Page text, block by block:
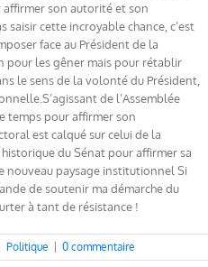
son autorité et son
saisir cette incroyable chance, c’est
face au Président de la
pour les gêner mais pour rétablir
le sens de la volonté du Président,
de l’Assemblée
temps pour affirmer son
est calqué sur celui de la
du Sénat pour affirmer sa
nouveau paysage institutionnel Si
de soutenir ma démarche du
à tant de résistance !
Politique 0 commentaire